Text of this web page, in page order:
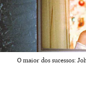
O maior dos sucessos: